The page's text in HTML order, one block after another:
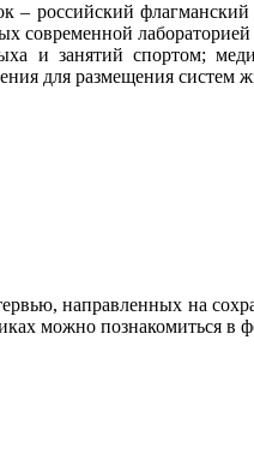
российский
современной
и занятий спортом;
для размещения систем
направленных на
можно познакомиться в